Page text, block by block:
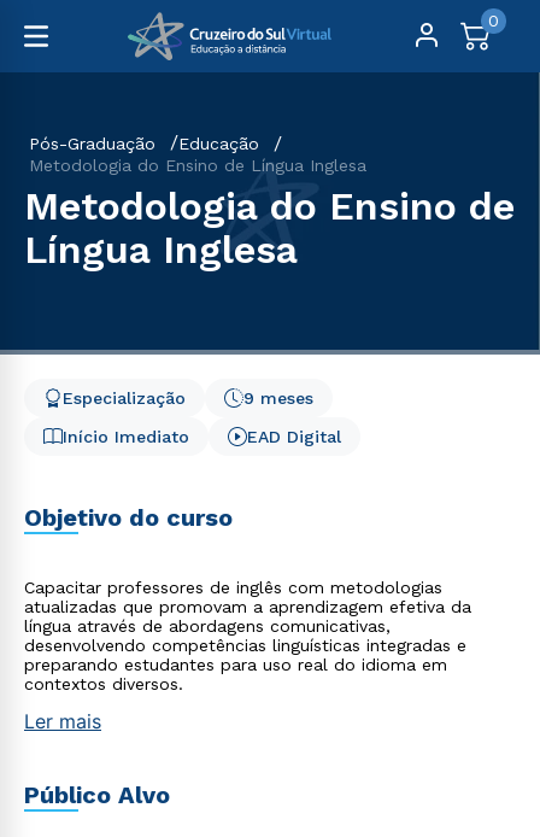
0
Pós-Graduação
Educação
Metodologia do Ensino de Língua Inglesa
Metodologia do Ensino de
Língua Inglesa
Início Imediato
9 meses
Especialização
EAD Digital
Objetivo do curso
Capacitar professores de inglês com metodologias
atualizadas que promovam a aprendizagem efetiva da
língua através de abordagens comunicativas,
desenvolvendo competências linguísticas integradas e
preparando estudantes para uso real do idioma em
contextos diversos.
Ler mais
Público Alvo